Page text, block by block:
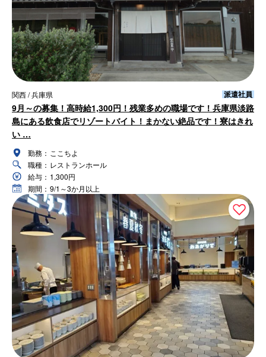
関西 / 兵庫県 派遣社員
9月～の募集！高時給1,300円！残業多めの職場です！兵庫県淡路
島にある飲食店でリゾートバイト！まかない絶品です！寮はきれ
い …
勤務： ここちよ
職種： レストランホール
給与： 1,300円
期間： 9/1～3か月以上